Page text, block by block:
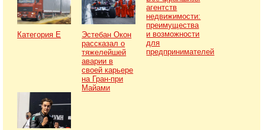
Категория Е
Эстебан Окон
рассказал о
тяжелейшей
аварии в
своей карьере
на Гран-при
Майами
агентств
недвижимости:
преимущества
и возможности
для
предпринимателей